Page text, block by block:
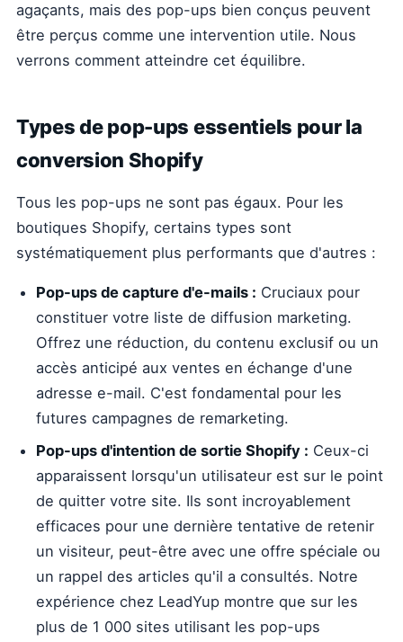
agaçants, mais des pop-ups bien conçus peuvent
être perçus comme une intervention utile. Nous
verrons comment atteindre cet équilibre.
Types de pop-ups essentiels pour la
conversion Shopify
Tous les pop-ups ne sont pas égaux. Pour les
boutiques Shopify, certains types sont
systématiquement plus performants que d'autres :
Pop-ups de capture d'e-mails : Cruciaux pour
constituer votre liste de diffusion marketing.
Offrez une réduction, du contenu exclusif ou un
accès anticipé aux ventes en échange d'une
adresse e-mail. C'est fondamental pour les
futures campagnes de remarketing.
Pop-ups d'intention de sortie Shopify : Ceux-ci
apparaissent lorsqu'un utilisateur est sur le point
de quitter votre site. Ils sont incroyablement
efficaces pour une dernière tentative de retenir
un visiteur, peut-être avec une offre spéciale ou
un rappel des articles qu'il a consultés. Notre
expérience chez LeadYup montre que sur les
plus de 1 000 sites utilisant les pop-ups